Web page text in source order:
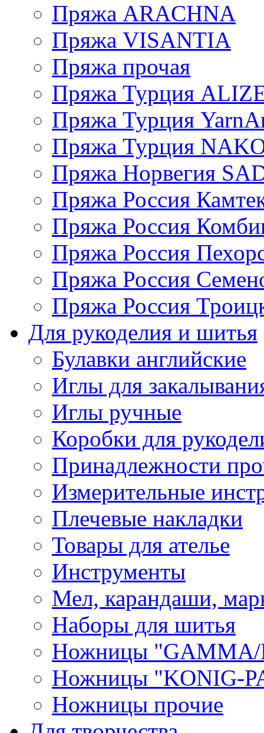
Пряжа ARACHNA
Пряжа VISANTIA
Пряжа прочая
Пряжа Турция
Пряжа Турция
Пряжа Турция
Пряжа Норвегия
Пряжа Россия
Пряжа Россия
Пряжа Россия
Пряжа Россия
Пряжа Россия
Для рукоделия и шитья
Булавки английские
Иглы для
Иглы ручные
Коробки для
Принадлежности
Измерительные
Плечевые накладки
Товары для ателье
Инструменты
Мел, карандаши,
Наборы для шитья
Ножницы "GAMMA/
Ножницы "KONIG-
Ножницы прочие